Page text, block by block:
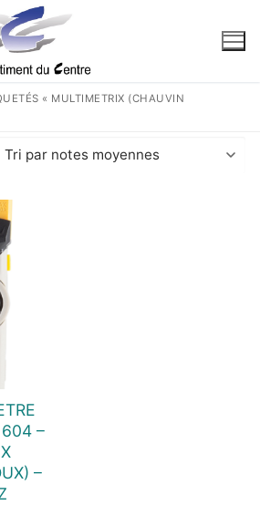
« MULTIMETRIX (CHAUVIN
604 –
–